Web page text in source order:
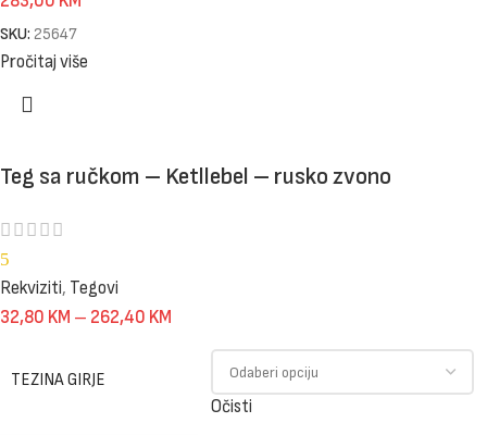
SKU: 25647
Pročitaj više
Teg sa ručkom – Ketllebel – rusko zvono
5
Rekviziti, Tegovi
32,80 KM – 262,40 KM
TEZINA GIRJE
Očisti